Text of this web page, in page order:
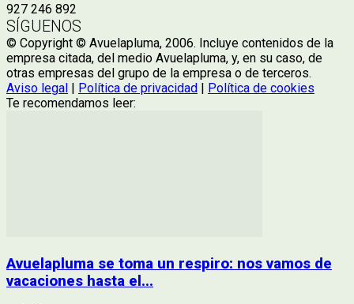
927 246 892
SÍGUENOS
© Copyright © Avuelapluma, 2006. Incluye contenidos de la
empresa citada, del medio Avuelapluma, y, en su caso, de
otras empresas del grupo de la empresa o de terceros.
Aviso legal | Política de privacidad | Política de cookies
Te recomendamos leer:
Avuelapluma se toma un respiro: nos vamos de
vacaciones hasta el...